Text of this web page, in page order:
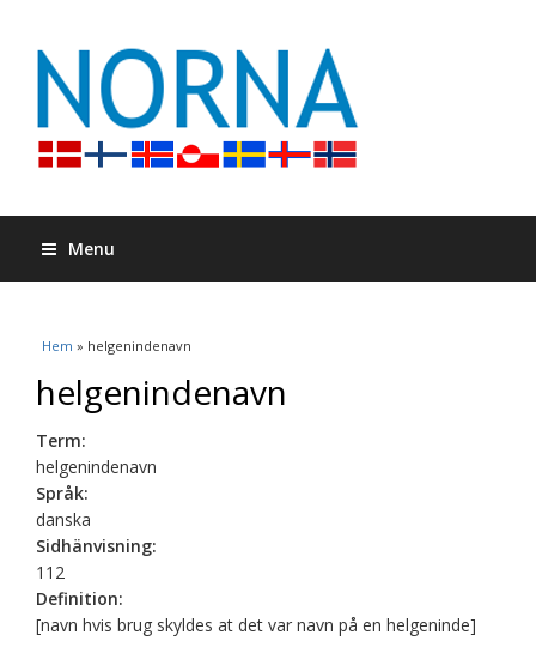
Menu
Du är här
Hem » helgenindenavn
helgenindenavn
Term:
helgenindenavn
Språk:
danska
Sidhänvisning:
112
Definition:
[navn hvis brug skyldes at det var navn på en helgeninde]